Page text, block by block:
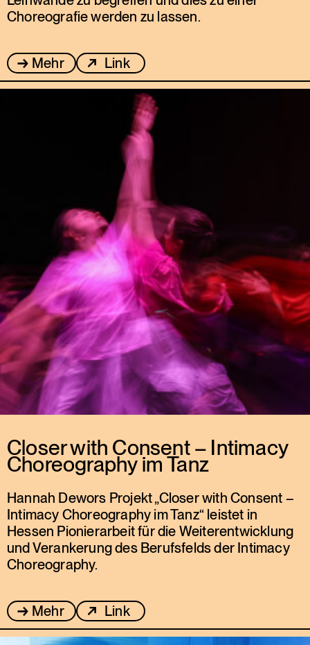
Choreografie werden zu lassen.
Mehr Link
Closer with Consent – Intimacy
Choreography im Tanz
Hannah Dewors Projekt „Closer with Consent –
Intimacy Choreography im Tanz“ leistet in
Hessen Pionierarbeit für die Weiterentwicklung
und Verankerung des Berufsfelds der Intimacy
Choreography.
Mehr Link